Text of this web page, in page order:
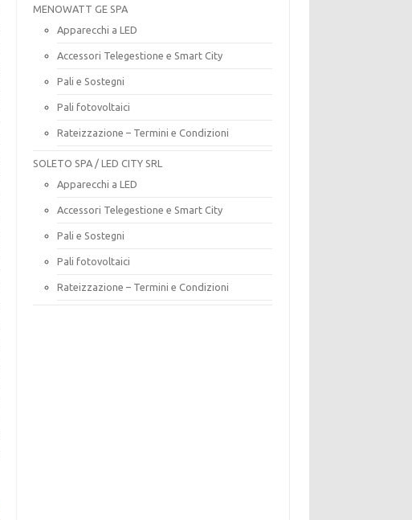
MENOWATT GE SPA
Apparecchi a LED
Accessori Telegestione e Smart City
Pali e Sostegni
Pali fotovoltaici
Rateizzazione – Termini e Condizioni
SOLETO SPA / LED CITY SRL
Apparecchi a LED
Accessori Telegestione e Smart City
Pali e Sostegni
Pali fotovoltaici
Rateizzazione – Termini e Condizioni